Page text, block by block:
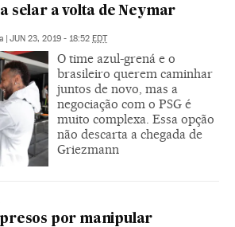
selar a volta de Neymar
| JUN 23, 2019 - 18:52 EDT
O time azul-grená e o
brasileiro querem caminhar
juntos de novo, mas a
negociação com o PSG é
muito complexa. Essa opção
não descarta a chegada de
Griezmann
por manipular